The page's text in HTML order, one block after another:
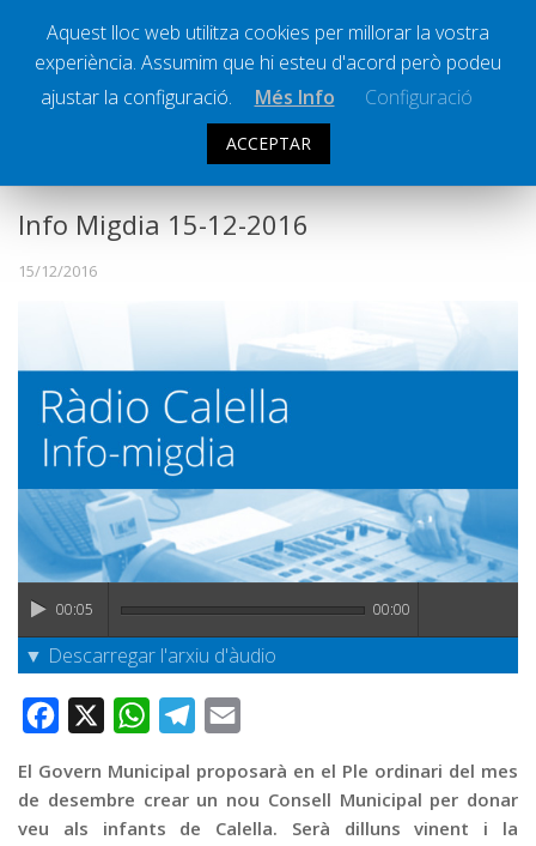
Societat
Successos
La Banqueta
Transmissions Esportives
Pòdcasts
Vídeos
Graella
Publicitat
Ràdio Calella Televisió
Info Migdia 15-12-2016
15/12/2016
00:05 00:00
▼ Descarregar l'arxiu d'àudio
Facebook WhatsAppTelegram
El Govern Municipal proposarà en el Ple ordinari del mes
de desembre crear un nou Consell Municipal per donar
veu als infants de Calella. Serà dilluns vinent i la
Aquest lloc web utilitza cookies per millorar la vostra
experiència. Assumim que hi esteu d'acord però podeu
ajustar la configuració.
Més Info Configuració
ACCEPTAR